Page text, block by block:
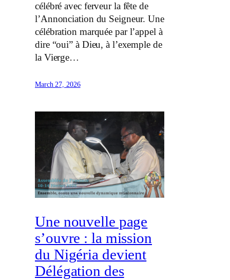
célébré avec ferveur la fête de
l’Annonciation du Seigneur. Une
célébration marquée par l’appel à
dire “oui” à Dieu, à l’exemple de
la Vierge…
March 27, 2026
Une nouvelle page
s’ouvre : la mission
du Nigéria devient
Délégation des